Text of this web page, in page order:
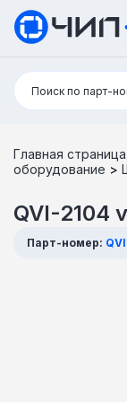
Поиск:
Поиск по парт-
Главная страница
оборудование >
QVI-2104
Парт-номер: